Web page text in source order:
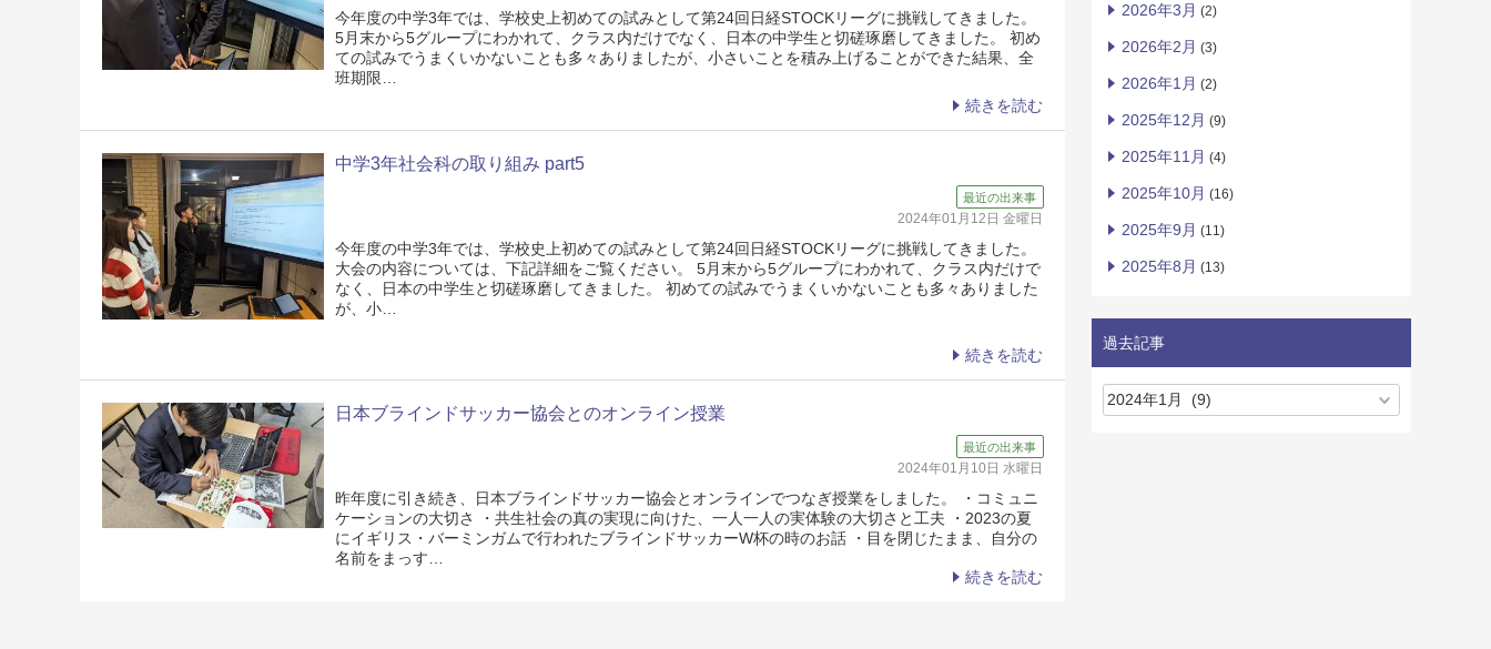
今年度の中学3年では、学校史上初めての試みとして第24回日経STOCKリーグに挑戦してきました。
5月末から5グループにわかれて、クラス内だけでなく、日本の中学生と切磋琢磨してきました。 初め
ての試みでうまくいかないことも多々ありましたが、小さいことを積み上げることができた結果、全
班期限…
続きを読む
中学3年社会科の取り組み part5
最近の出来事
2024年01月12日 金曜日
今年度の中学3年では、学校史上初めての試みとして第24回日経STOCKリーグに挑戦してきました。
大会の内容については、下記詳細をご覧ください。 5月末から5グループにわかれて、クラス内だけで
なく、日本の中学生と切磋琢磨してきました。 初めての試みでうまくいかないことも多々ありました
が、小…
続きを読む
日本ブラインドサッカー協会とのオンライン授業
最近の出来事
2024年01月10日 水曜日
昨年度に引き続き、日本ブラインドサッカー協会とオンラインでつなぎ授業をしました。 ・コミュニ
ケーションの大切さ ・共生社会の真の実現に向けた、一人一人の実体験の大切さと工夫 ・2023の夏
にイギリス・バーミンガムで行われたブラインドサッカーW杯の時のお話 ・目を閉じたまま、自分の
名前をまっす…
続きを読む
2026年3月 (2)
2026年2月 (3)
2026年1月 (2)
2025年12月 (9)
2025年11月 (4)
2025年10月 (16)
2025年9月 (11)
2025年8月 (13)
過去記事